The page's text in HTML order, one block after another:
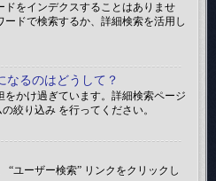
をインデクスすることはありませ
ドで検索するか、詳細検索を活用し
なるのはどうして？
かけ過ぎています。詳細検索ページ
絞り込み を行ってください。
“ユーザー検索” リンクをクリックし